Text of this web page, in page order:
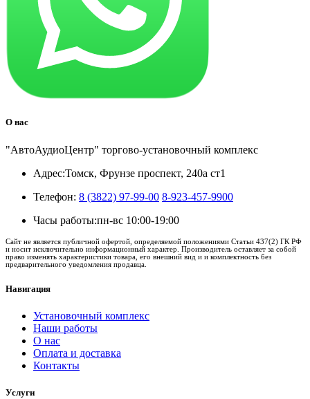
О нас
"АвтоАудиоЦентр" торгово-установочный комплекс
Адрес:Томск, Фрунзе проспект, 240а ст1
Телефон: 8 (3822) 97-99-00 8-923-457-9900
Часы работы:пн-вс 10:00-19:00
Сайт не является публичной офертой, определяемой положениями Статьи 437(2) ГК РФ
и носит исключительно информационный характер. Производитель оставляет за собой
право изменять характеристики товара, его внешний вид и и комплектность без
предварительного уведомления продавца.
Навигация
Установочный комплекс
Наши работы
О нас
Оплата и доставка
Контакты
Услуги